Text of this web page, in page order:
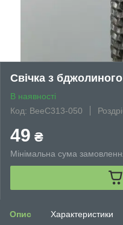
Свічка з
В наявності
Код: BeeC313-050
49 ₴
Мінімальна сума
Опис Характеристики